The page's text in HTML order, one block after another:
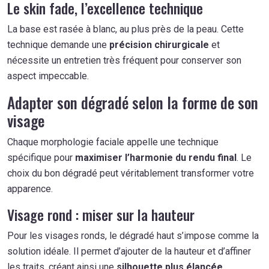
Le skin fade, l’excellence technique
La base est rasée à blanc, au plus près de la peau. Cette
technique demande une précision chirurgicale et
nécessite un entretien très fréquent pour conserver son
aspect impeccable.
Adapter son dégradé selon la forme de son
visage
Chaque morphologie faciale appelle une technique
spécifique pour maximiser l’harmonie du rendu final. Le
choix du bon dégradé peut véritablement transformer votre
apparence.
Visage rond : miser sur la hauteur
Pour les visages ronds, le dégradé haut s’impose comme la
solution idéale. Il permet d’ajouter de la hauteur et d’affiner